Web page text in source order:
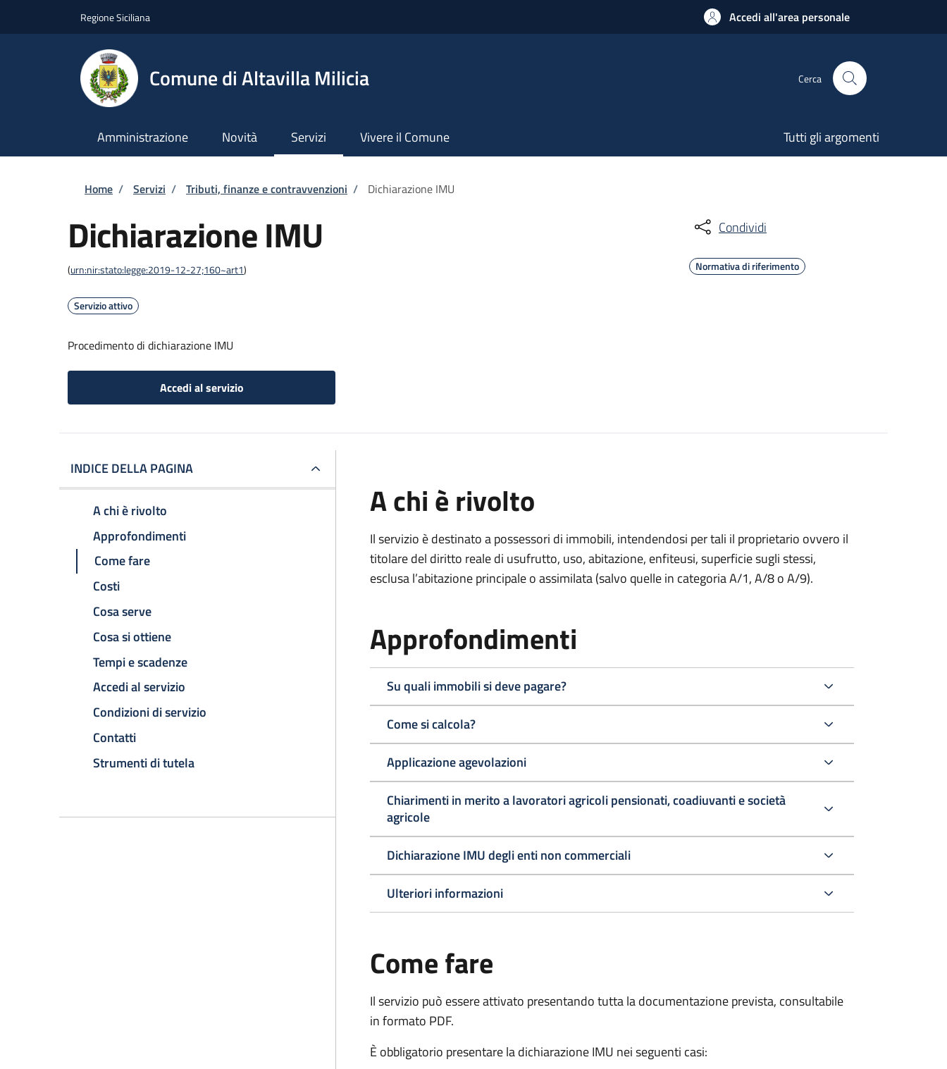
Regione Siciliana Accedi all'area personale
Comune di Altavilla Milicia Cerca
Amministrazione Novità Servizi Vivere il Comune Tutti gli argomenti
Briciole di pane
Home / Servizi / Tributi, finanze e contravvenzioni / Dichiarazione IMU
Dichiarazione IMU
(urn:nir:stato:legge:2019-12-27;160~art1)
Servizio attivo
Procedimento di dichiarazione IMU
Accedi al servizio
Condividi
Normativa di riferimento
INDICE DELLA PAGINA
A chi è rivolto
Approfondimenti
Come fare
Costi
Cosa serve
Cosa si ottiene
Tempi e scadenze
Accedi al servizio
Condizioni di servizio
Contatti
Strumenti di tutela
A chi è rivolto
Il servizio è destinato apossessori di immobili, intendendosi per tali il proprietario ovvero il
titolare del diritto reale di usufrutto, uso, abitazione, enfiteusi, superficie sugli stessi,
esclusa l’abitazione principale o assimilata (salvo quelle in categoria A/1, A/8 o A/9).
Approfondimenti
Su quali immobili si deve pagare?
Come si calcola?
Applicazione agevolazioni
Chiarimenti in merito a lavoratori agricoli pensionati, coadiuvanti e società
agricole
Dichiarazione IMU degli enti non commerciali
Ulteriori informazioni
Come fare
Il servizio può essere attivato presentando tutta la documentazione prevista, consultabile
in formato PDF.
È obbligatorio presentare la dichiarazione IMU nei seguenti casi: